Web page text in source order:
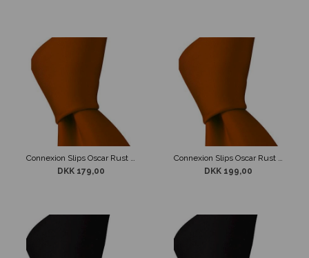
Connexion Slips Oscar Rust 5cm
DKK 179,00
Connexion Slips Oscar Rust 7cm
DKK 199,00